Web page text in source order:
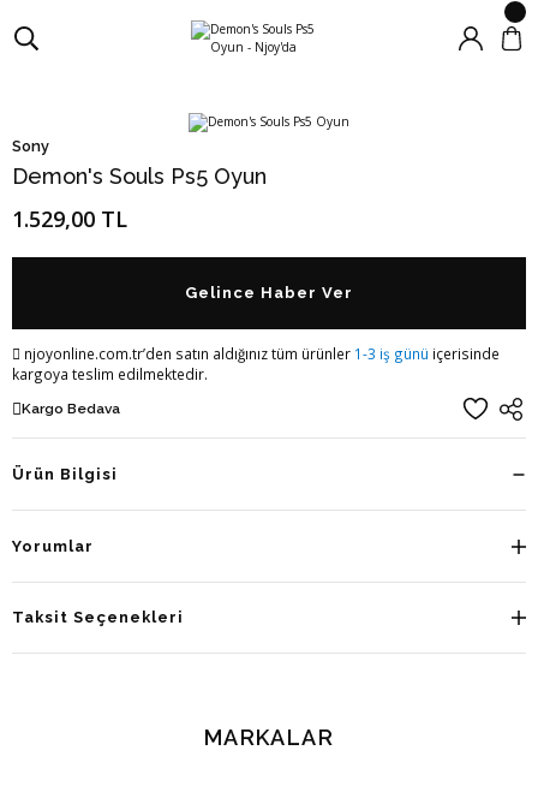
Sony
Demon's Souls Ps5 Oyun
1.529,00 TL
Gelince Haber Ver
njoyonline.com.tr’den satın aldığınız tüm ürünler 1-3 iş günü içerisinde
kargoya teslim edilmektedir.
Kargo Bedava
Ürün Bilgisi
Yorumlar
Taksit Seçenekleri
MARKALAR